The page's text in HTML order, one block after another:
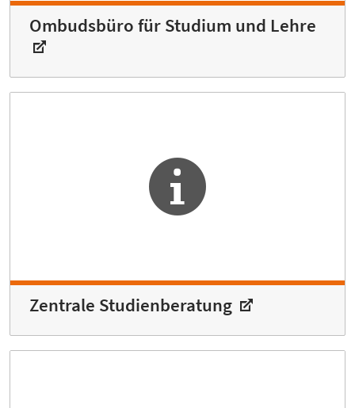
Ombudsbüro für Studium und Lehre
Zentrale Studienberatung